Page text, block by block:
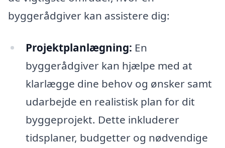
byggerådgiver kan assistere dig:
Projektplanlægning: En
byggerådgiver kan hjælpe med at
klarlægge dine behov og ønsker samt
udarbejde en realistisk plan for dit
byggeprojekt. Dette inkluderer
tidsplaner, budgetter og nødvendige